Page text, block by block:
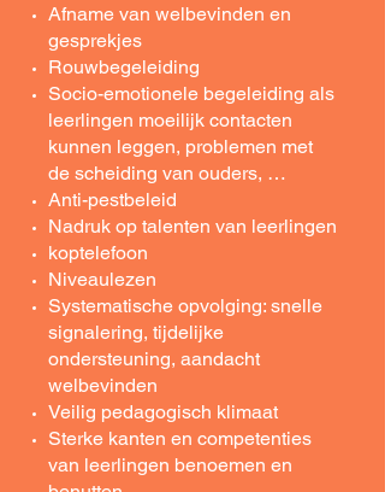
Afname van welbevinden en
gesprekjes
Rouwbegeleiding
Socio-emotionele begeleiding als
leerlingen moeilijk contacten
kunnen leggen, problemen met
de scheiding van ouders, …
Anti-pestbeleid
Nadruk op talenten van leerlingen
koptelefoon
Niveaulezen
Systematische opvolging: snelle
signalering, tijdelijke
ondersteuning, aandacht
welbevinden
Veilig pedagogisch klimaat
Sterke kanten en competenties
van leerlingen benoemen en